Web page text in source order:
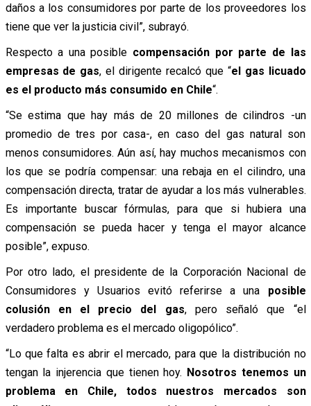
daños a los consumidores por parte de los proveedores los
tiene que ver la justicia civil”, subrayó.
Respecto a una posible compensación por parte de las
empresas de gas, el dirigente recalcó que “el gas licuado
es el producto más consumido en Chile“.
“Se estima que hay más de 20 millones de cilindros -un
promedio de tres por casa-, en caso del gas natural son
menos consumidores. Aún así, hay muchos mecanismos con
los que se podría compensar: una rebaja en el cilindro, una
compensación directa, tratar de ayudar a los más vulnerables.
Es importante buscar fórmulas, para que si hubiera una
compensación se pueda hacer y tenga el mayor alcance
posible”, expuso.
Por otro lado, el presidente de la Corporación Nacional de
Consumidores y Usuarios evitó referirse a una posible
colusión en el precio del gas, pero señaló que “el
verdadero problema es el mercado oligopólico”.
“Lo que falta es abrir el mercado, para que la distribución no
tengan la injerencia que tienen hoy. Nosotros tenemos un
problema en Chile, todos nuestros mercados son